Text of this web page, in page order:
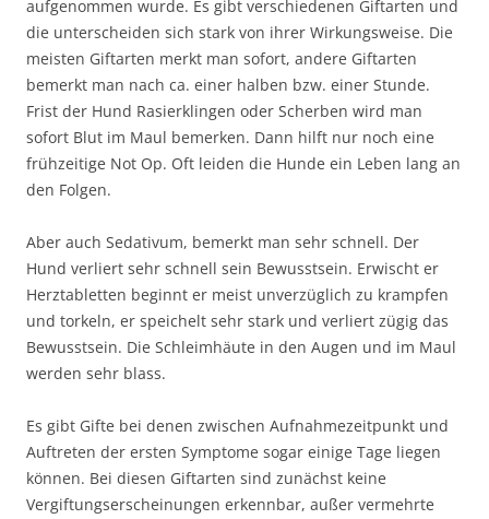
aufgenommen wurde. Es gibt verschiedenen Giftarten und
die unterscheiden sich stark von ihrer Wirkungsweise. Die
meisten Giftarten merkt man sofort, andere Giftarten
bemerkt man nach ca. einer halben bzw. einer Stunde.
Frist der Hund Rasierklingen oder Scherben wird man
sofort Blut im Maul bemerken. Dann hilft nur noch eine
frühzeitige Not Op. Oft leiden die Hunde ein Leben lang an
den Folgen.
Aber auch Sedativum, bemerkt man sehr schnell. Der
Hund verliert sehr schnell sein Bewusstsein. Erwischt er
Herztabletten beginnt er meist unverzüglich zu krampfen
und torkeln, er speichelt sehr stark und verliert zügig das
Bewusstsein. Die Schleimhäute in den Augen und im Maul
werden sehr blass.
Es gibt Gifte bei denen zwischen Aufnahmezeitpunkt und
Auftreten der ersten Symptome sogar einige Tage liegen
können. Bei diesen Giftarten sind zunächst keine
Vergiftungserscheinungen erkennbar, außer vermehrte